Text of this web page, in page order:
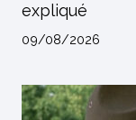
expliqué
09/08/2026